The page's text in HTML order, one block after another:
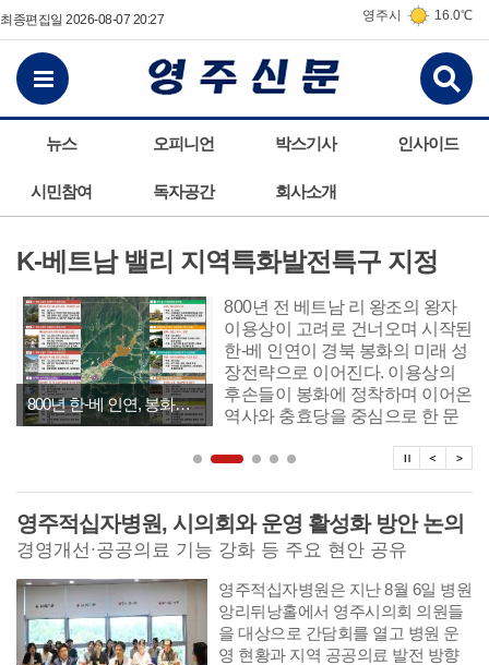
최종편집일 2026-08-07 20:27 영주시 16.0℃
뉴스 오피니언 박스기사 인사이드
시민참여 독자공간 회사소개
전체메뉴보기
K-베트남 밸리 지역특화발전특구 지정
800년 한-베 인연, 봉화의 미래 성장동력으로
800년 전 베트남 리 왕조의 왕자
이용상이 고려로 건너오며 시작된
한-베 인연이 경북 봉화의 미래 성
장전략으로 이어진다. 이용상의
후손들이 봉화에 정착하며 이어온
역사와 충효당을 중심으로 한 문
거쳐 지역특화발전특구로 인정받
구위원회에서 ‘봉화 K-베트남 밸
리 지역특화발전특구’ 계획이 원
다. 이번 지정은 봉화의 한-베 역사
문화 자산을 보존하는 데 그치지
않고 관광과 국제교류,
탑
탑뉴스
영주적십자병원, 시의회와 운영 활성화 방안 논의
경영개선∙공공의료 기능 강화 등 주요 현안 공유
영주적십자병원은 지난 8월 6일 병원
앙리뒤낭홀에서 영주시의회 의원들
을 대상으로 간담회를 열고 병원 운
영 현황과 지역 공공의료 발전 방향